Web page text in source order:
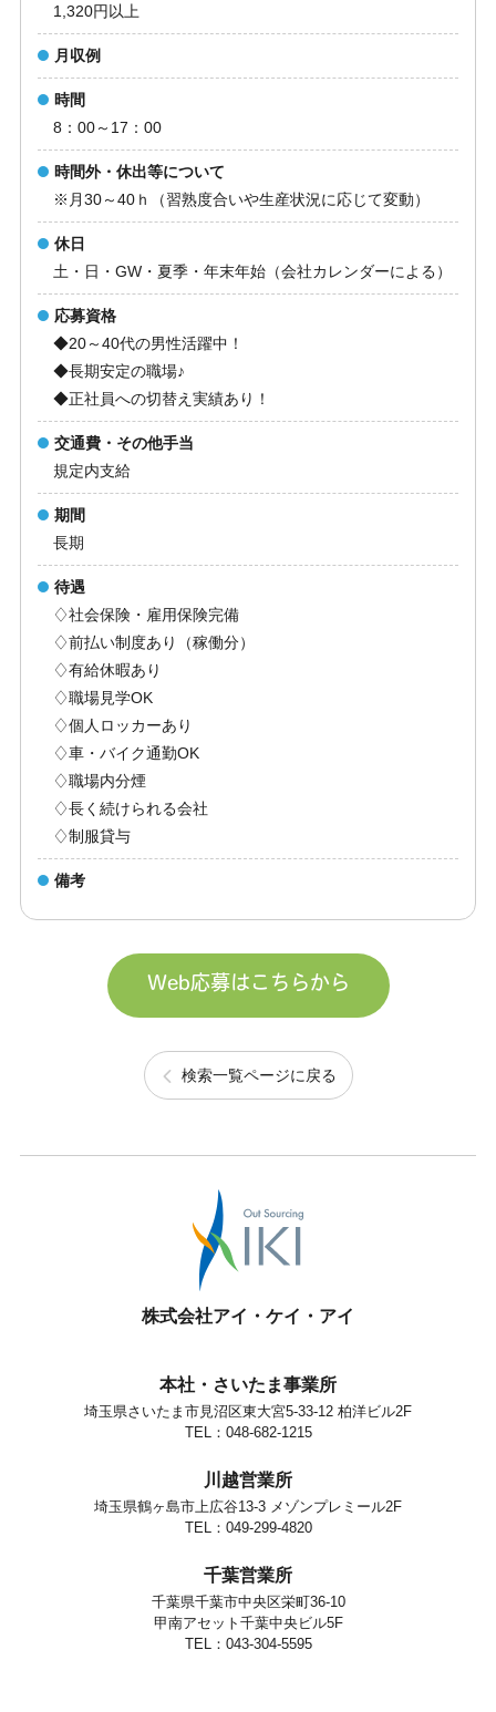
1,320円以上
月収例
時間
8：00～17：00
時間外・休出等について
※月30～40ｈ（習熟度合いや生産状況に応じて変動）
休日
土・日・GW・夏季・年末年始（会社カレンダーによる）
応募資格
◆20～40代の男性活躍中！
◆長期安定の職場♪
◆正社員への切替え実績あり！
交通費・その他手当
規定内支給
期間
長期
待遇
♢社会保険・雇用保険完備
♢前払い制度あり（稼働分）
♢有給休暇あり
♢職場見学OK
♢個人ロッカーあり
♢車・バイク通勤OK
♢職場内分煙
♢長く続けられる会社
♢制服貸与
備考
Web応募はこちらから
検索一覧ページに戻る
株式会社アイ・ケイ・アイ
本社・さいたま事業所
埼玉県さいたま市見沼区東大宮5-33-12 柏洋ビル2F
TEL：048-682-1215
川越営業所
埼玉県鶴ヶ島市上広谷13-3 メゾンプレミール2F
TEL：049-299-4820
千葉営業所
千葉県千葉市中央区栄町36-10
甲南アセット千葉中央ビル5F
TEL：043-304-5595